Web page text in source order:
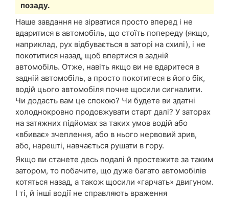
позаду.
Наше завдання не зірватися просто вперед і не
вдаритися в автомобіль, що стоїть попереду (якщо,
наприклад, рух відбувається в заторі на схилі), і не
покотитися назад, щоб впертися в задній
автомобіль. Отже, навіть якщо ви не вдаритеся в
задній автомобіль, а просто покотитеся в його бік,
водій цього автомобіля почне щосили сигналити.
Чи додасть вам це спокою? Чи будете ви здатні
холоднокровно продовжувати старт далі? У заторах
на затяжних підйомах за таких умов водій або
«вбиває» зчеплення, або в нього нервовий зрив,
або, нарешті, навчається рушати в гору.
Якщо ви станете десь подалі й простежите за таким
затором, то побачите, що дуже багато автомобілів
котяться назад, а також щосили «гарчать» двигуном.
І ті, й інші водії не справляють враження